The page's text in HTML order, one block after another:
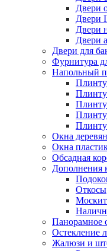
Двери
Двери
Двери
Двери
Двери для
Фурнитура
Напольный
Окна
Окна
Обсадная
Дополнения
Откосы
Панорамное
Остекление
Жалюзи и